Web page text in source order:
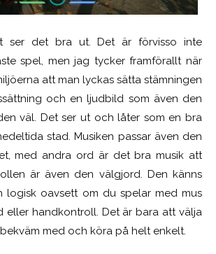
ser det bra ut. Det är förvisso inte
spel, men jag tycker framförallt när
att man lyckas sätta stämningen
och en ljudbild som även den
väl. Det ser ut och låter som en bra
stad. Musiken passar även den
med andra ord är det bra musik att
är även den välgjord. Den känns
logisk oavsett om du spelar med mus
eller handkontroll. Det är bara att välja
med och köra på helt enkelt.